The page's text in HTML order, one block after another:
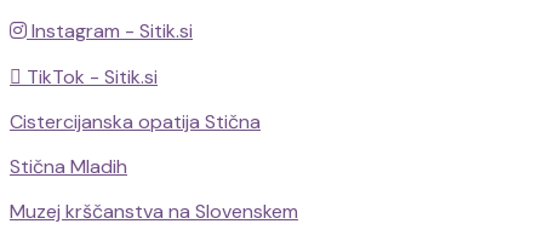
Instagram - Sitik.si
TikTok - Sitik.si
Cistercijanska opatija Stična
Stična Mladih
Muzej krščanstva na Slovenskem